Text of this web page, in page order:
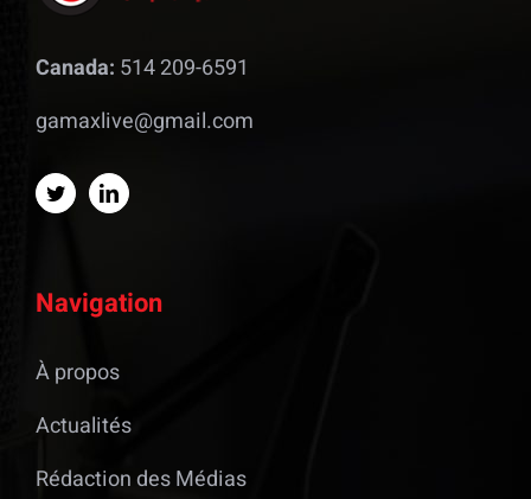
Canada: 514 209-6591
gamaxlive@gmail.com
Navigation
À propos
Actualités
Rédaction des Médias